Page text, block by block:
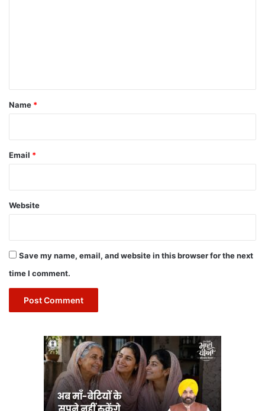
*
Name *
Email *
Website
Save my name, email, and website in this browser for the next
time I comment.